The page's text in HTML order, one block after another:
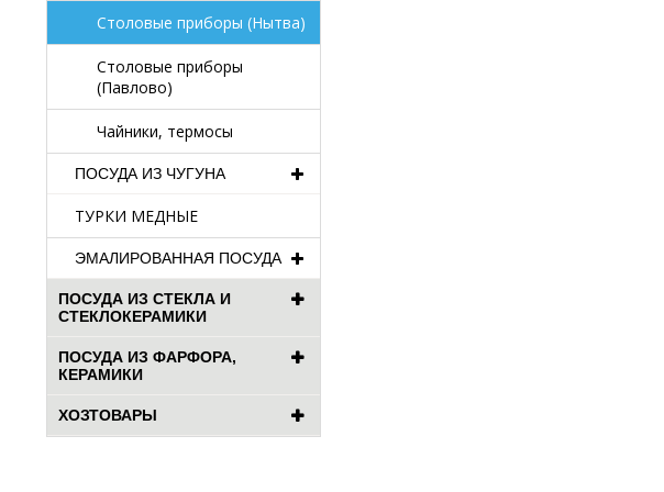
Столовые приборы (Нытва)
Столовые приборы
(Павлово)
Чайники, термосы
ПОСУДА ИЗ ЧУГУНА
ТУРКИ МЕДНЫЕ
ЭМАЛИРОВАННАЯ ПОСУДА
ПОСУДА ИЗ СТЕКЛА И
СТЕКЛОКЕРАМИКИ
ПОСУДА ИЗ ФАРФОРА,
КЕРАМИКИ
ХОЗТОВАРЫ